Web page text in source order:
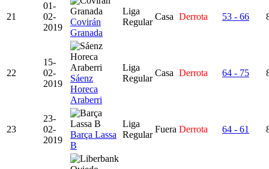
21
01-
02-
2019
Covirán
Granada
Liga
Regular
Casa Derrota 53 - 66
22
15-
02-
2019
Sáenz
Horeca
Araberri
Liga
Regular
Casa Derrota 64 - 75
23
23-
02-
2019
Barça Lassa
B
Liga
Regular
Fuera Derrota 64 - 61